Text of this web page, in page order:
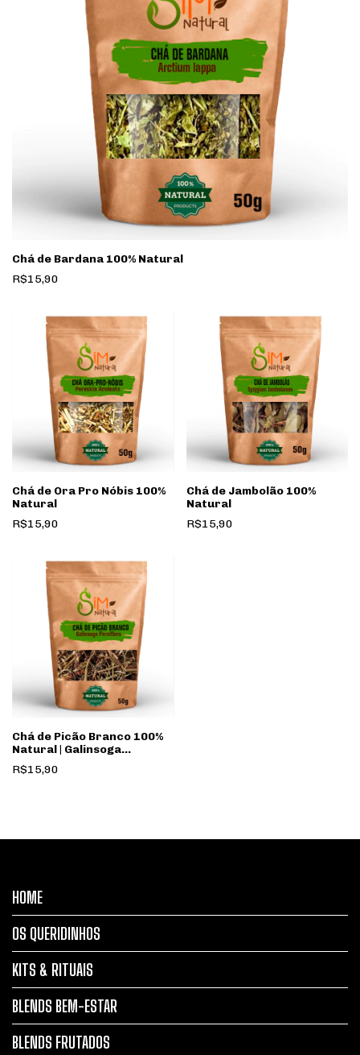
Chá de Bardana 100% Natural
R$15,90
Chá de Ora Pro Nóbis 100%
Natural
R$15,90
Chá de Jambolão 100%
Natural
R$15,90
Chá de Picão Branco 100%
Natural | Galinsoga
Parviflora Cav.
R$15,90
HOME
OS QUERIDINHOS
KITS & RITUAIS
BLENDS BEM-ESTAR
BLENDS FRUTADOS